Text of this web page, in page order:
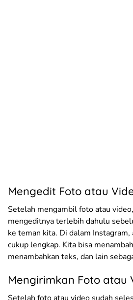
Mengedit Foto atau
Setelah mengambil foto atau
mengeditnya terlebih dahulu
ke teman kita. Di dalam
cukup lengkap. Kita bisa
menambahkan teks, dan lain
Mengirimkan Foto atau